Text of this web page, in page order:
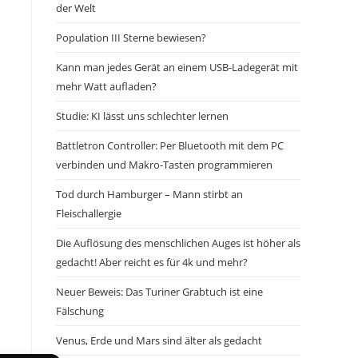
der Welt
Population III Sterne bewiesen?
Kann man jedes Gerät an einem USB-Ladegerät mit
mehr Watt aufladen?
Studie: KI lässt uns schlechter lernen
Battletron Controller: Per Bluetooth mit dem PC
verbinden und Makro-Tasten programmieren
Tod durch Hamburger – Mann stirbt an
Fleischallergie
Die Auflösung des menschlichen Auges ist höher als
gedacht! Aber reicht es für 4k und mehr?
Neuer Beweis: Das Turiner Grabtuch ist eine
Fälschung
Venus, Erde und Mars sind älter als gedacht